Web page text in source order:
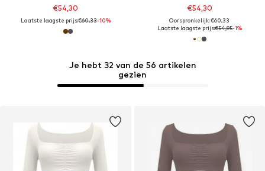
Je hebt 32 van de 56 artikelen
gezien
€54,30
Laatste laagste prijs:€60,33-10%
€54,30
Oorspronkelijk: €60,33
Laatste laagste prijs:€54,95-1%